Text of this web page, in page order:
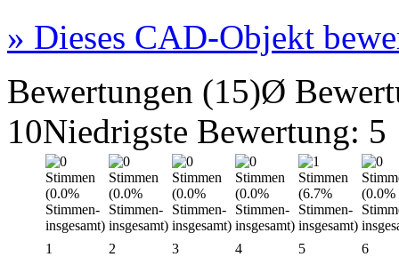
» Dieses CAD-Objekt
Bewertungen (15)Ø
10Niedrigste Bewertung: 5
1 2 3 4 5 6